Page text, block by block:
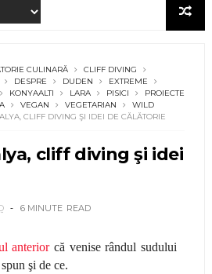
CULINARĂ
CLIFF DIVING
DESPRE DUDEN
EXTREME
KONYAALTI LARA PISICI
PROIECTE
VEGAN VEGETARIAN
WILD
CLIFF DIVING ŞI IDEI DE CĂLĂTORIE
cliff diving şi idei
6 MINUTE READ
anteriorcă venise rândul sudului
şi de ce.